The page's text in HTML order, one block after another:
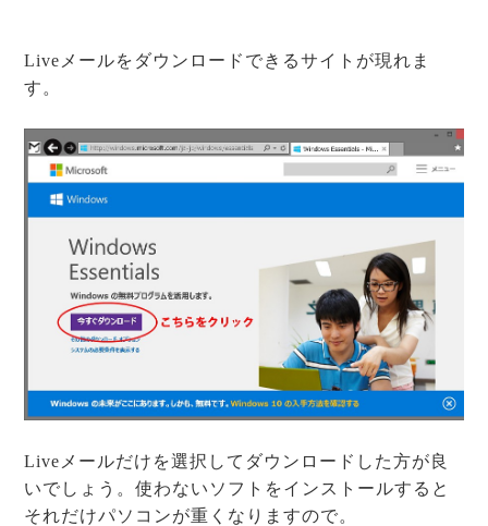
Liveメールをダウンロードできるサイトが現れま
す。
Liveメールだけを選択してダウンロードした方が良
いでしょう。使わないソフトをインストールすると
それだけパソコンが重くなりますので。